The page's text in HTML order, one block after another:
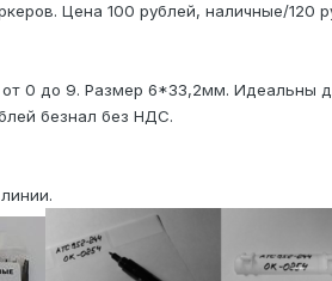
Цена 100 рублей, наличные/120
0 до 9. Размер 6*33,2мм. Идеальны
безнал без НДС.